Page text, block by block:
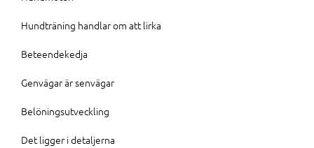
Hundträning handlar om att lirka
Beteendekedja
Genvägar är senvägar
Belöningsutveckling
Det ligger i detaljerna